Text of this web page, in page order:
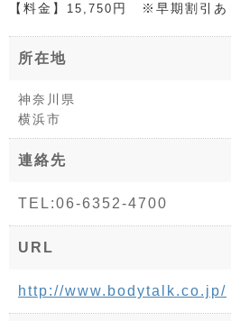
【料金】 15,750 円 ※早期割引あ
所在地
神奈川県
横浜市
連絡先
TEL:06-6352-4700
URL
http://www.bodytalk.co.jp/